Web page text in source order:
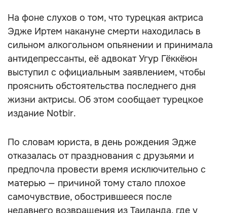
На фоне слухов о том, что турецкая актриса
Эдже Иртем накануне смерти находилась в
сильном алкогольном опьянении и принимала
антидепрессанты, её адвокат Угур Гёккёюн
выступил с официальным заявлением, чтобы
прояснить обстоятельства последнего дня
жизни актрисы. Об этом сообщает турецкое
издание Notbir.
По словам юриста, в день рождения Эдже
отказалась от празднования с друзьями и
предпочла провести время исключительно с
матерью — причиной тому стало плохое
самочувствие, обострившееся после
недавнего возвращения из Таиланда, где у